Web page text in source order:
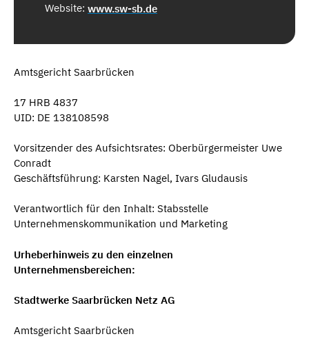
Website: www.sw-sb.de
Amtsgericht Saarbrücken
17 HRB 4837
UID: DE 138108598
Vorsitzender des Aufsichtsrates: Oberbürgermeister Uwe
Conradt
Geschäftsführung: Karsten Nagel, Ivars Gludausis
Verantwortlich für den Inhalt: Stabsstelle
Unternehmenskommunikation und Marketing
Urheberhinweis zu den einzelnen
Unternehmensbereichen:
Stadtwerke Saarbrücken Netz AG
Amtsgericht Saarbrücken